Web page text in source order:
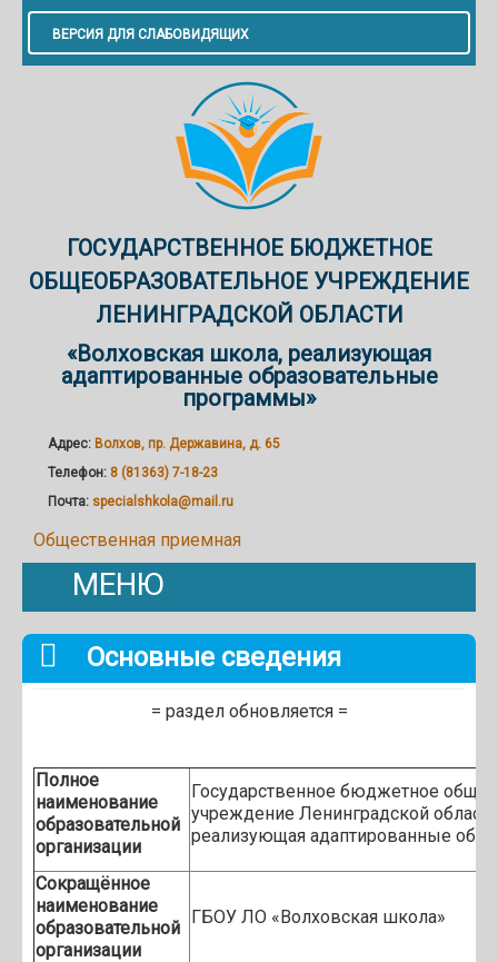
ВЕРСИЯ ДЛЯ СЛАБОВИДЯЩИХ
ГОСУДАРСТВЕННОЕ БЮДЖЕТНОЕ
ОБЩЕОБРАЗОВАТЕЛЬНОЕ УЧРЕЖДЕНИЕ
ЛЕНИНГРАДСКОЙ ОБЛАСТИ
«Волховская школа, реализующая
адаптированные образовательные
программы»
Адрес: Волхов, пр. Державина, д. 65
Телефон: 8 (81363) 7-18-23
Почта: specialshkola@mail.ru
Общественная приемная
МЕНЮ
Основные сведения
= раздел обновляется =
Полное
наименование
образовательной
организации
Государственное бюджетное
учреждение Ленинградской
реализующая адаптированные
Сокращённое
наименование
образовательной
организации
ГБОУ ЛО «Волховская школа»